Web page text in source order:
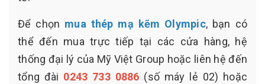
Để chọn mua thép mạ kẽm Olympic, bạn có
thể đến mua trực tiếp tại các cửa hàng, hệ
thống đại lý của Mỹ Việt Group hoặc liên hệ đến
tổng đài 0243 733 0886 (số máy lẻ 02) hoặc